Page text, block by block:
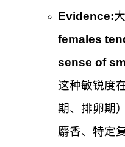
Evidence:
females
sense of
这种敏锐度
期、排卵期
麝香、特定